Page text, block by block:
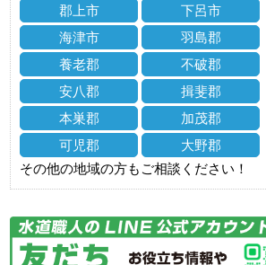
郡上市
下呂市
海津市
羽島郡
養老郡
不破郡
安八郡
揖斐郡
本巣郡
加茂郡
可児郡
大野郡
その他の地域の方もご相談ください！